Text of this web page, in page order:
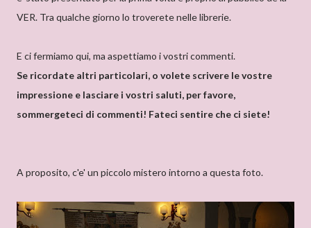
VER. Tra qualche giorno lo troverete nelle librerie.
E ci fermiamo qui, ma aspettiamo i vostri commenti.
Se ricordate altri particolari, o volete scrivere le vostre
impressione e lasciare i vostri saluti, per favore,
sommergeteci di commenti! Fateci sentire che ci siete!
A proposito, c'e' un piccolo mistero intorno a questa foto.